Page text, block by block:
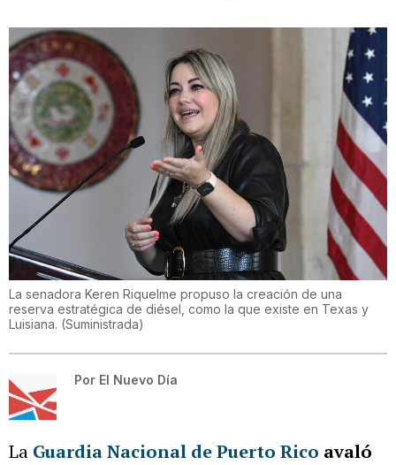
La senadora Keren Riquelme propuso la creación de una
reserva estratégica de diésel, como la que existe en Texas y
Luisiana. (Suministrada)
Por El Nuevo Día
La Guardia Nacional de Puerto Rico avaló